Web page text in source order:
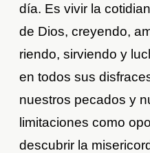
día. Es vivir la
de Dios, creyendo,
riendo, sirviendo y
en todos sus
nuestros pecados y
limitaciones como
descubrir la